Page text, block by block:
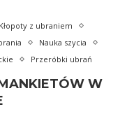
Kłopoty z ubraniem
Nauka szycia
Przeróbki ubrań
W